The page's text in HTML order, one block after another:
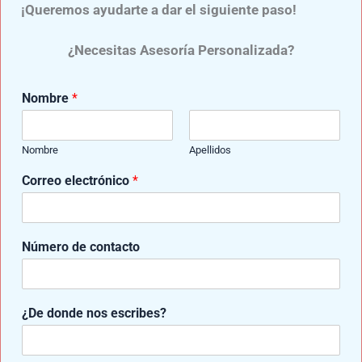
¡Queremos ayudarte a dar el siguiente paso!
¿Necesitas Asesoría Personalizada?
Nombre *
Nombre Apellidos
Correo electrónico *
Número de contacto
¿De donde nos escribes?